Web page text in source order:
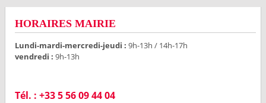
HORAIRES MAIRIE
Lundi-mardi-mercredi-jeudi : 9h-13h / 14h-17h
vendredi : 9h-13h
Tél. : +33 5 56 09 44 04